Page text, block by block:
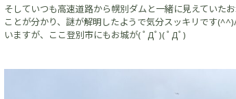
そしていつも高速道路から幌別ダムと一緒に見えていた
ことが分かり、謎が解明したようで気分スッキリです
いますが、ここ登別市にもお城が( ﾟДﾟ)( ﾟДﾟ)